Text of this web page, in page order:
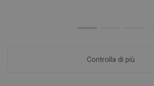
Controlla di più